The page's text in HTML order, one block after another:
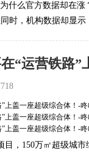
什么官方数据却在
时，机构数据却显
“运营铁路”
，150万㎡超级城